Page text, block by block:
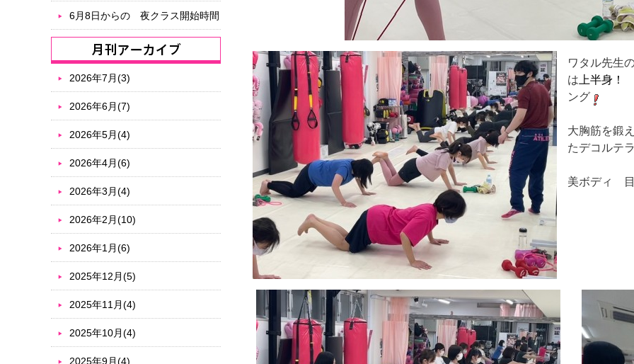
ワタル先生
は 上半身！
ング
大胸筋を鍛
たデコルテ
美ボディ 目
6月8日からの 夜クラス開始時間
2026年7月(3)
2026年6月(7)
2026年5月(4)
2026年4月(6)
2026年3月(4)
2026年2月(10)
2026年1月(6)
2025年12月(5)
2025年11月(4)
2025年10月(4)
2025年9月(4)